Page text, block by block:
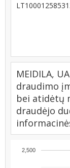
MEIDILA,
draudimo
bei atidėtų
draudėjo
2,500